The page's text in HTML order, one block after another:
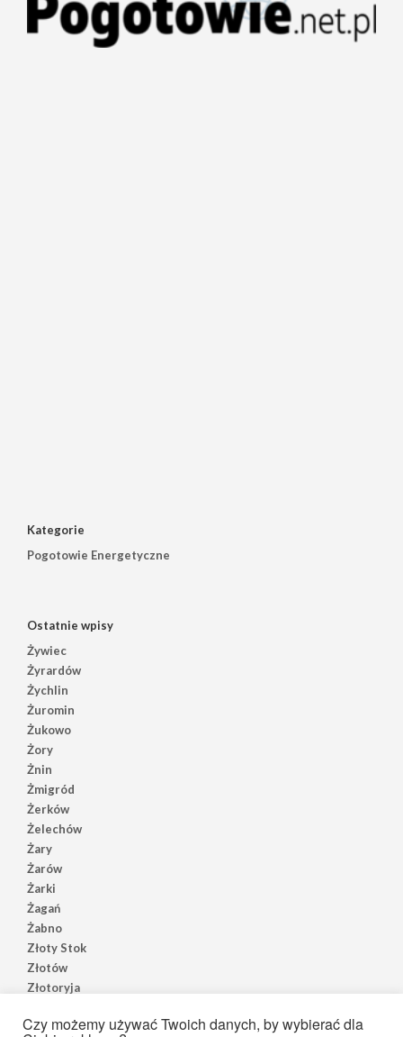
Kategorie
Pogotowie Energetyczne
Ostatnie wpisy
Żywiec
Żyrardów
Żychlin
Żuromin
Żukowo
Żory
Żnin
Żmigród
Żerków
Żelechów
Żary
Żarów
Żarki
Żagań
Żabno
Złoty Stok
Złotów
Złotoryja
Złocieniec
Czy możemy używać Twoich danych, by wybierać dla